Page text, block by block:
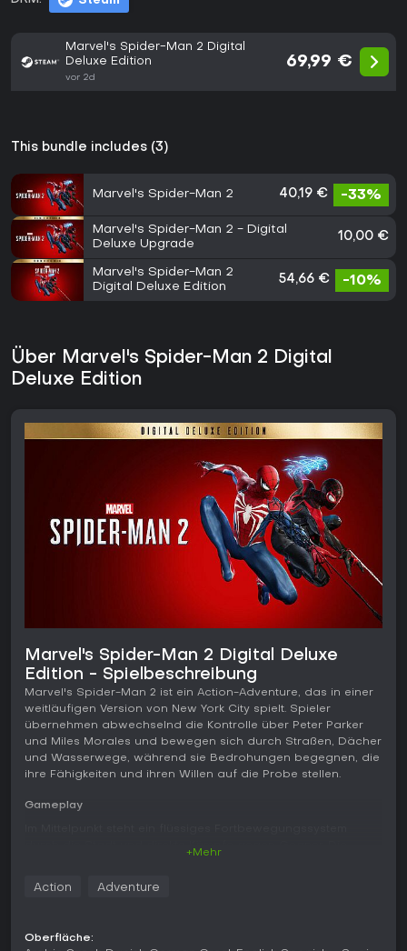
Marvel's Spider-Man 2 Digital
Deluxe Edition
vor 2d
69,99 €
This bundle includes (3)
Marvel's Spider-Man 2 40,19 € -33%
Marvel's Spider-Man 2 - Digital
Deluxe Upgrade
10,00 €
Marvel's Spider-Man 2
Digital Deluxe Edition
54,66 € -10%
Über Marvel's Spider-Man 2 Digital
Deluxe Edition
Marvel's Spider-Man 2 Digital Deluxe
Edition - Spielbeschreibung
Marvel's Spider-Man 2 ist ein Action-Adventure, das in einer
weitläufigen Version von New York City spielt. Spieler
übernehmen abwechselnd die Kontrolle über Peter Parker
und Miles Morales und bewegen sich durch Straßen, Dächer
und Wasserwege, während sie Bedrohungen begegnen, die
ihre Fähigkeiten und ihren Willen auf die Probe stellen.
Gameplay
Schwünge kombinieren, Geschwindigkeit aufbauen und die
zurückzulegen und präzise erhöhte oder entfernte Ziele zu
+Mehr
Action Adventure
Oberfläche: